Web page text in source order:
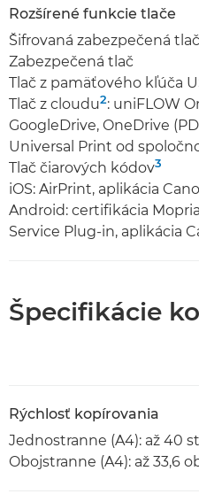
Rozšírené funkcie tlače
Šifrovaná zabezpečená tlač
Zabezpečená tlač
Tlač z pamäťového kľúča
Tlač z cloudu2: uniFLOW
GoogleDrive, OneDrive
Universal Print od
Tlač čiarových kódov3
iOS: AirPrint, aplikácia
Android: certifikácia
Service Plug-in, aplikácia
Špecifikácie
Rýchlosť kopírovania
Jednostranne (A4): až 40
Obojstranne (A4): až 33,6